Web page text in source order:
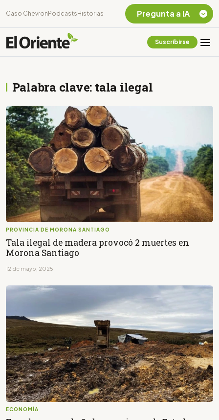
Caso Chevron Podcasts Historias
Suscribirse
Palabra clave: tala ilegal
PROVINCIA DE MORONA SANTIAGO
Tala ilegal de madera provocó 2 muertes en
Morona Santiago
12 de mayo, 2025
ECONOMÍA
Pregunta a IA
Listar destinos
Amazonia Ecuatoriana